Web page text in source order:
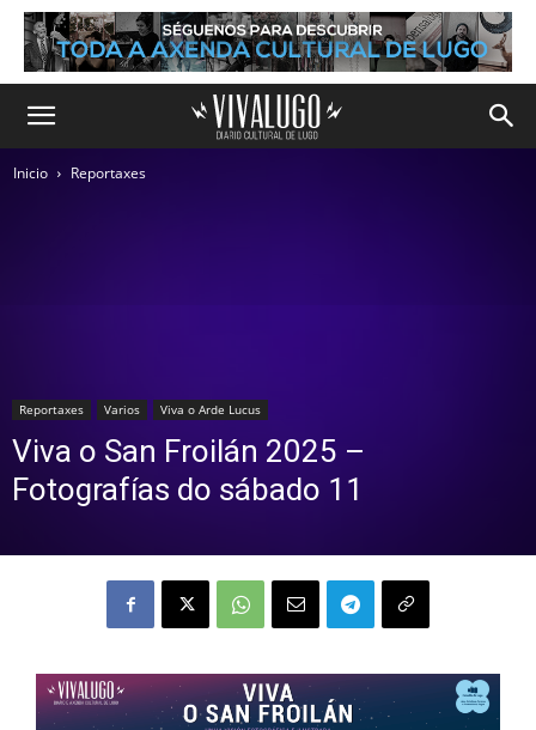
Inicio Reportaxes
Reportaxes Varios Viva o Arde Lucus
Viva o San Froilán 2025 –
Fotografías do sábado 11